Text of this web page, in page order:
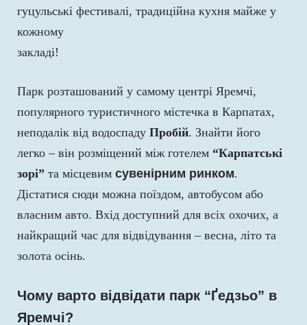
гуцульські фестивалі, традиційна кухня майже у
кожному
закладі!
Парк розташований у самому центрі Яремчі,
популярного туристичного містечка в Карпатах,
неподалік від водоспаду Пробій. Знайти його
легко – він розміщений між готелем “Карпатські
зорі” та місцевим сувенірним ринком.
Дістатися сюди можна поїздом, автобусом або
власним авто. Вхід доступний для всіх охочих, а
найкращий час для відвідування – весна, літо та
золота осінь.
Чому варто відвідати парк “Ґедзьо” в
Яремчі?